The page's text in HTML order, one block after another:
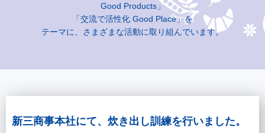
Good Products」
「交流で活性化 Good Place」を
テーマに、さまざまな活動に取り組んでいます。
新三商事本社にて、炊き出し訓練を行いました。